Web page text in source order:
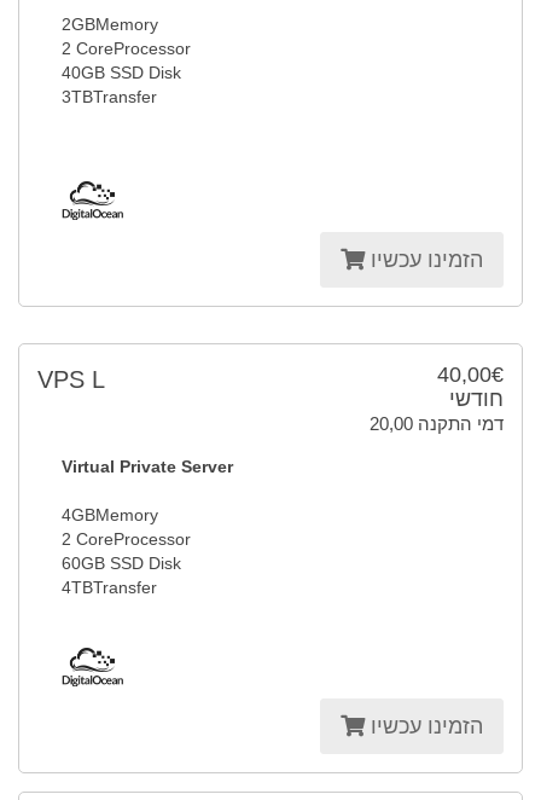
2GBMemory
2 CoreProcessor
40GB SSD Disk
3TBTransfer
הזמינו עכשיו
40,00€
חודשי
20,00 דמי התקנה
VPS L
Virtual Private Server
4GBMemory
2 CoreProcessor
60GB SSD Disk
4TBTransfer
הזמינו עכשיו